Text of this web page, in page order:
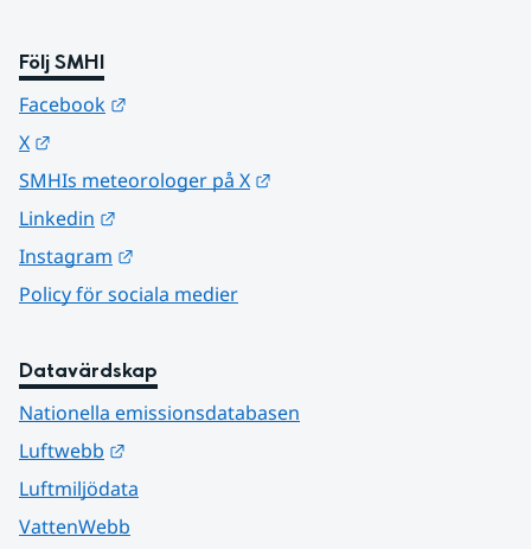
Följ SMHI
Facebook
X
SMHIs meteorologer på X
Linkedin
Instagram
Policy för sociala medier
Datavärdskap
Nationella emissionsdatabasen
Luftwebb
Luftmiljödata
VattenWebb